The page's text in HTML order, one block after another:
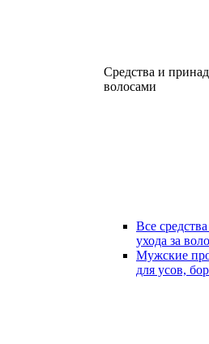
Средства и
волосами
Все
ухода за
Мужские
для усов,